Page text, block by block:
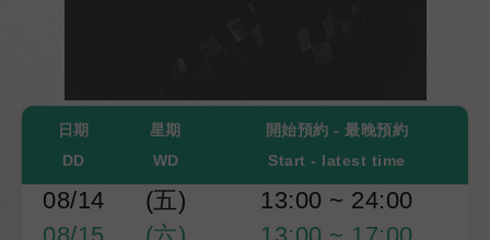
日期
DD
星期
WD
開始預約 - 最晚預約
Start - latest time
08/14 (五)
13:00 ~ 24:00